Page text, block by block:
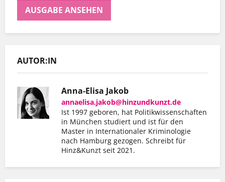
AUSGABE ANSEHEN
AUTOR:IN
Anna-Elisa Jakob
annaelisa.jakob@hinzundkunzt.de
Ist 1997 geboren, hat Politikwissenschaften
in München studiert und ist für den
Master in Internationaler Kriminologie
nach Hamburg gezogen. Schreibt für
Hinz&Kunzt seit 2021.